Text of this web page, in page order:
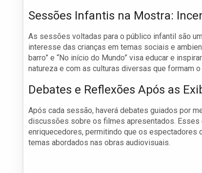
Sessões Infantis na Mostra:
As sessões voltadas para o público infantil são
interesse das crianças em temas sociais e
barro” e “No início do Mundo” visa educar e
natureza e com as culturas diversas que formam o
Debates e Reflexões Após as
Após cada sessão, haverá debates guiados por
discussões sobre os filmes apresentados.
enriquecedores, permitindo que os
temas abordados nas obras audiovisuais.